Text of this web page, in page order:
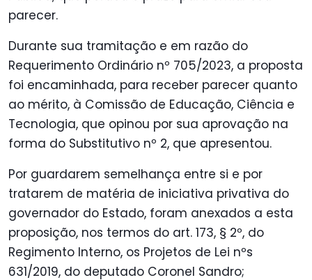
parecer.
Durante sua tramitação e em razão do
Requerimento Ordinário nº 705/2023, a proposta
foi encaminhada, para receber parecer quanto
ao mérito, à Comissão de Educação, Ciência e
Tecnologia, que opinou por sua aprovação na
forma do Substitutivo nº 2, que apresentou.
Por guardarem semelhança entre si e por
tratarem de matéria de iniciativa privativa do
governador do Estado, foram anexados a esta
proposição, nos termos do art. 173, § 2º, do
Regimento Interno, os Projetos de Lei nºs
631/2019, do deputado Coronel Sandro;